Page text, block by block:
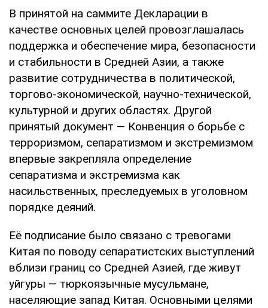
В принятой на саммите Декларации в
качестве основных целей провозглашалась
поддержка и обеспечение мира, безопасности
и стабильности в Средней Азии, а также
развитие сотрудничества в политической,
торгово-экономической, научно-технической,
культурной и других областях. Другой
принятый документ — Конвенция о борьбе с
терроризмом, сепаратизмом и экстремизмом
впервые закрепляла определение
сепаратизма и экстремизма как
насильственных, преследуемых в уголовном
порядке деяний.
Её подписание было связано с тревогами
Китая по поводу сепаратистских выступлений
вблизи границ со Средней Азией, где живут
уйгуры — тюркоязычные мусульмане,
населяющие запад Китая. Основными целями